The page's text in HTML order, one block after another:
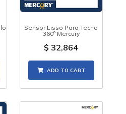
Sensor Lisso Para Techo
360° Mercury
$ 32,864
ADD TO CART